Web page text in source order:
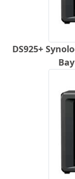
DS925+